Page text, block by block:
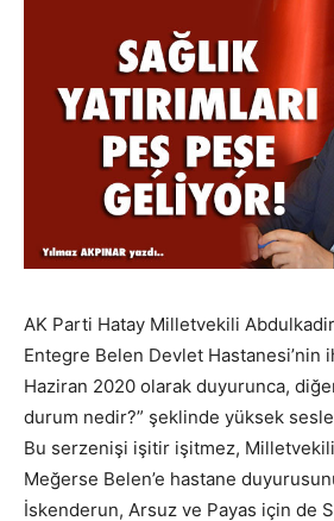
AK Parti Hatay Milletvekili Abdulkadir
Entegre Belen Devlet Hastanesi’nin
Haziran 2020 olarak duyurunca,
durum nedir?” şeklinde yüksek
Bu serzenişi işitir işitmez, Milletvekili
Meğerse Belen’e hastane
İskenderun, Arsuz ve Payas için de